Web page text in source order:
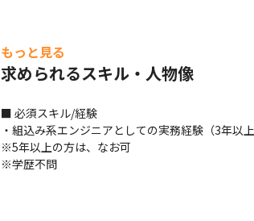
もっと見る
求められるスキル・人物像
■ 必須スキル/経験
・組込み系エンジニアとしての実務経験（3年以上
※5年以上の方は、なお可
※学歴不問